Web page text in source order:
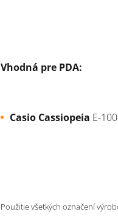
Vhodná pre PDA:
Casio Cassiopeia E-
Použitie všetkých označení